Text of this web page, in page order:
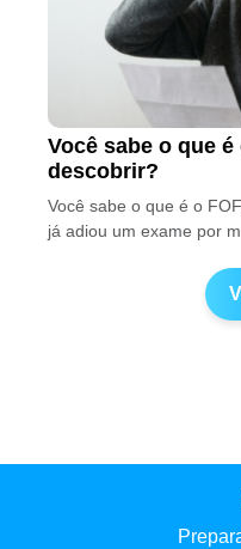
Você sabe o que
descobrir?
Você sabe o que é o
já adiou um exame por